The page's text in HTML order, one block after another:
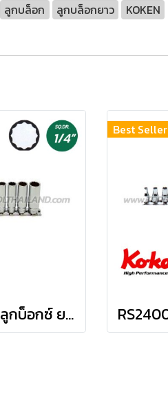
ลูกบล็อก ลูกบล็อกยาว KOKEN
RS2305A/9 ลูกบ็อกซ์ ยาว 12P ชุด 9 ชิ้น (SQ.DR.1/4") Deep Socket Set on Rail
Best Seller